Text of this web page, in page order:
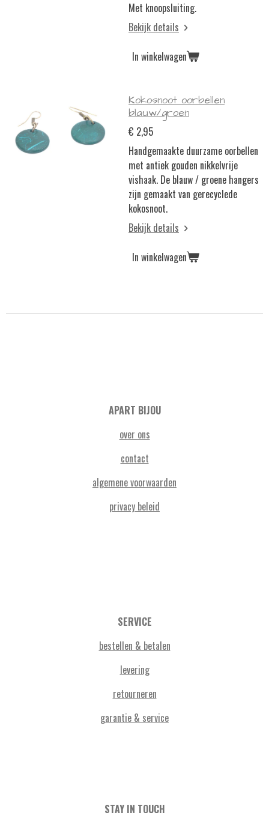
Met knoopsluiting.
Bekijk details
In winkelwagen
Kokosnoot oorbellen
blauw/groen
€ 2,95
Handgemaakte duurzame oorbellen
met antiek gouden nikkelvrije
vishaak. De blauw / groene hangers
zijn gemaakt van gerecyclede
kokosnoot.
Bekijk details
In winkelwagen
APART BIJOU
over ons
contact
algemene voorwaarden
privacy beleid
SERVICE
bestellen & betalen
levering
retourneren
garantie & service
STAY IN TOUCH